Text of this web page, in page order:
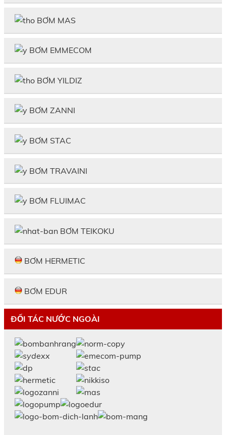
BƠM MAS
BƠM EMMECOM
BƠM YILDIZ
BƠM ZANNI
BƠM STAC
BƠM TRAVAINI
BƠM FLUIMAC
BƠM TEIKOKU
BƠM HERMETIC
BƠM EDUR
ĐỐI TÁC NƯỚC NGOÀI